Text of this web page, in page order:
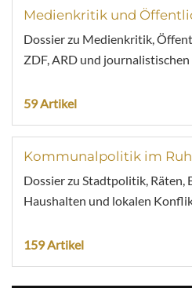
Medienkritik und
Dossier zu Medienkritik,
ZDF, ARD und
59 Artikel
Kommunalpolitik im
Dossier zu Stadtpolitik, Räten,
Haushalten und lokalen
159 Artikel